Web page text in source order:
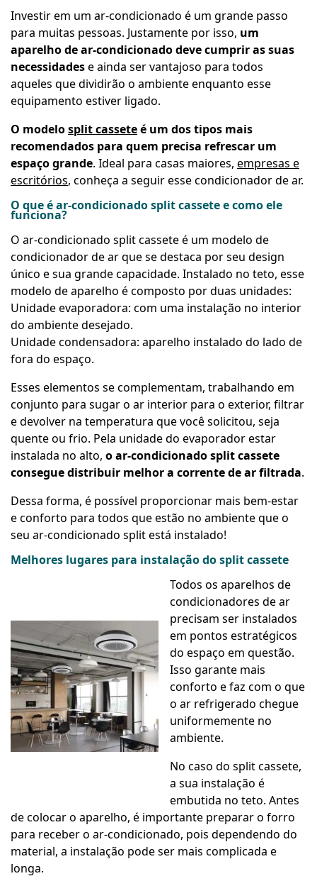
Investir em um ar-condicionado é um grande passo
para muitas pessoas. Justamente por isso, um
aparelho de ar-condicionado deve cumprir as suas
necessidadese ainda ser vantajoso para todos
aqueles que dividirão o ambiente enquanto esse
equipamento estiver ligado.
O modelosplit casseteé um dos tipos mais
recomendados para quem precisa refrescar um
espaço grande. Ideal para casas maiores, empresas e
escritórios, conheça a seguir esse condicionador de ar.
O que é ar-condicionado split cassete e como ele
funciona?
O ar-condicionado split cassete é um modelo de
condicionador de ar que se destaca por seu design
único e sua grande capacidade. Instalado no teto, esse
modelo de aparelho é composto por duas unidades:
Unidade evaporadora: com uma instalação no interior
do ambiente desejado.
Unidade condensadora: aparelho instalado do lado de
fora do espaço.
Esses elementos se complementam, trabalhando em
conjunto para sugar o ar interior para o exterior, filtrar
e devolver na temperatura que você solicitou, seja
quente ou frio. Pela unidade do evaporador estar
instalada no alto, o ar-condicionado split cassete
consegue distribuir melhor a corrente de ar filtrada.
Dessa forma, é possível proporcionar mais bem-estar
e conforto para todos que estão no ambiente que o
seu ar-condicionado split está instalado!
Melhores lugares para instalação do split cassete
Todos os aparelhos de
condicionadores de ar
precisam ser instalados
em pontos estratégicos
do espaço em questão.
Isso garante mais
conforto e faz com o que
o ar refrigerado chegue
uniformemente no
ambiente.
No caso do split cassete,
a sua instalação é
embutida no teto. Antes
de colocar o aparelho, é importante preparar o forro
para receber o ar-condicionado, pois dependendo do
material, a instalação pode ser mais complicada e
longa.